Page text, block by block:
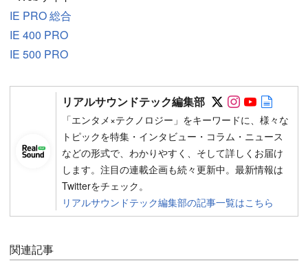
IE PRO 総合
IE 400 PRO
IE 500 PRO
リアルサウンドテック編集部 Follow on
Follow on
Follow
「エンタメ×テクノロジー」をキーワードに、様々な
トピックを特集・インタビュー・コラム・ニュース
などの形式で、わかりやすく、そして詳しくお届け
します。注目の連載企画も続々更新中。最新情報は
Twitterをチェック。
リアルサウンドテック編集部の記事一覧はこちら
関連記事